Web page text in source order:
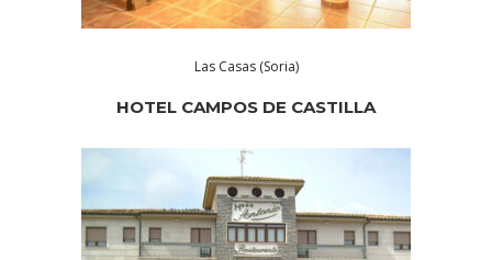
Las Casas (Soria)
HOTEL CAMPOS DE CASTILLA